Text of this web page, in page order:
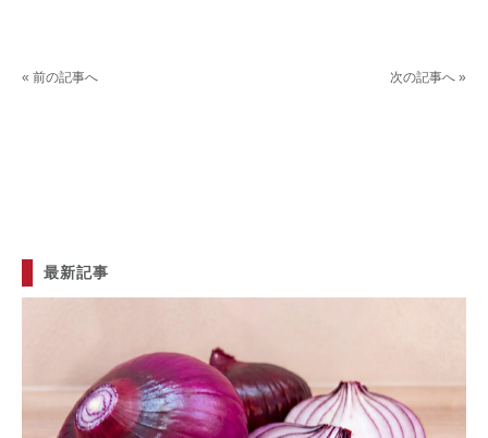
次の記事へ »
« 前の記事へ
最新記事